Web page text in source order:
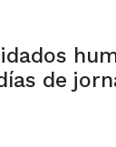
de